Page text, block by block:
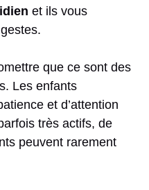
et ils vous
que ce sont des
Les enfants
et d’attention
très actifs, de
peuvent rarement